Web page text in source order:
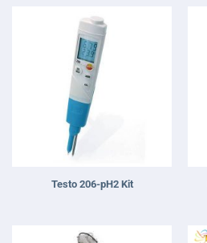
Testo 206-pH2 Kit